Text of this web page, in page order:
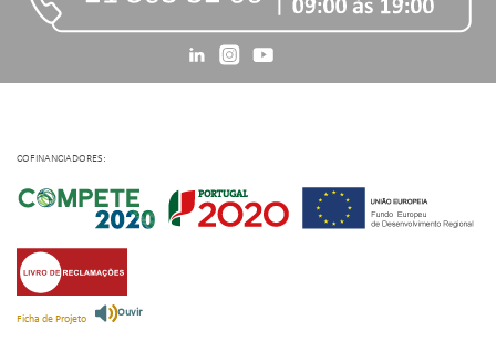
COFINANCIADORES:
Ficha de Projeto Ouvir